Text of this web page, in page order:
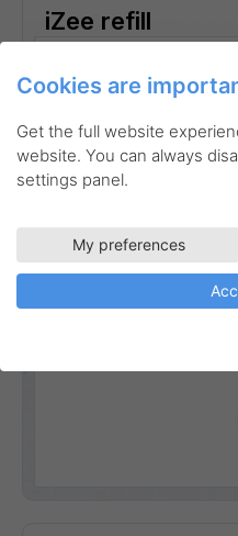
iZee refill
Cookies are
Get the full website
website. You can always
settings panel.
My preferences